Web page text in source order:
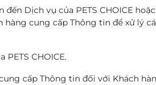
Dịch vụ của PETS CHOICE
cung cấp Thông tin để xử lý
CHOICE.
cấp Thông tin đối với Khách